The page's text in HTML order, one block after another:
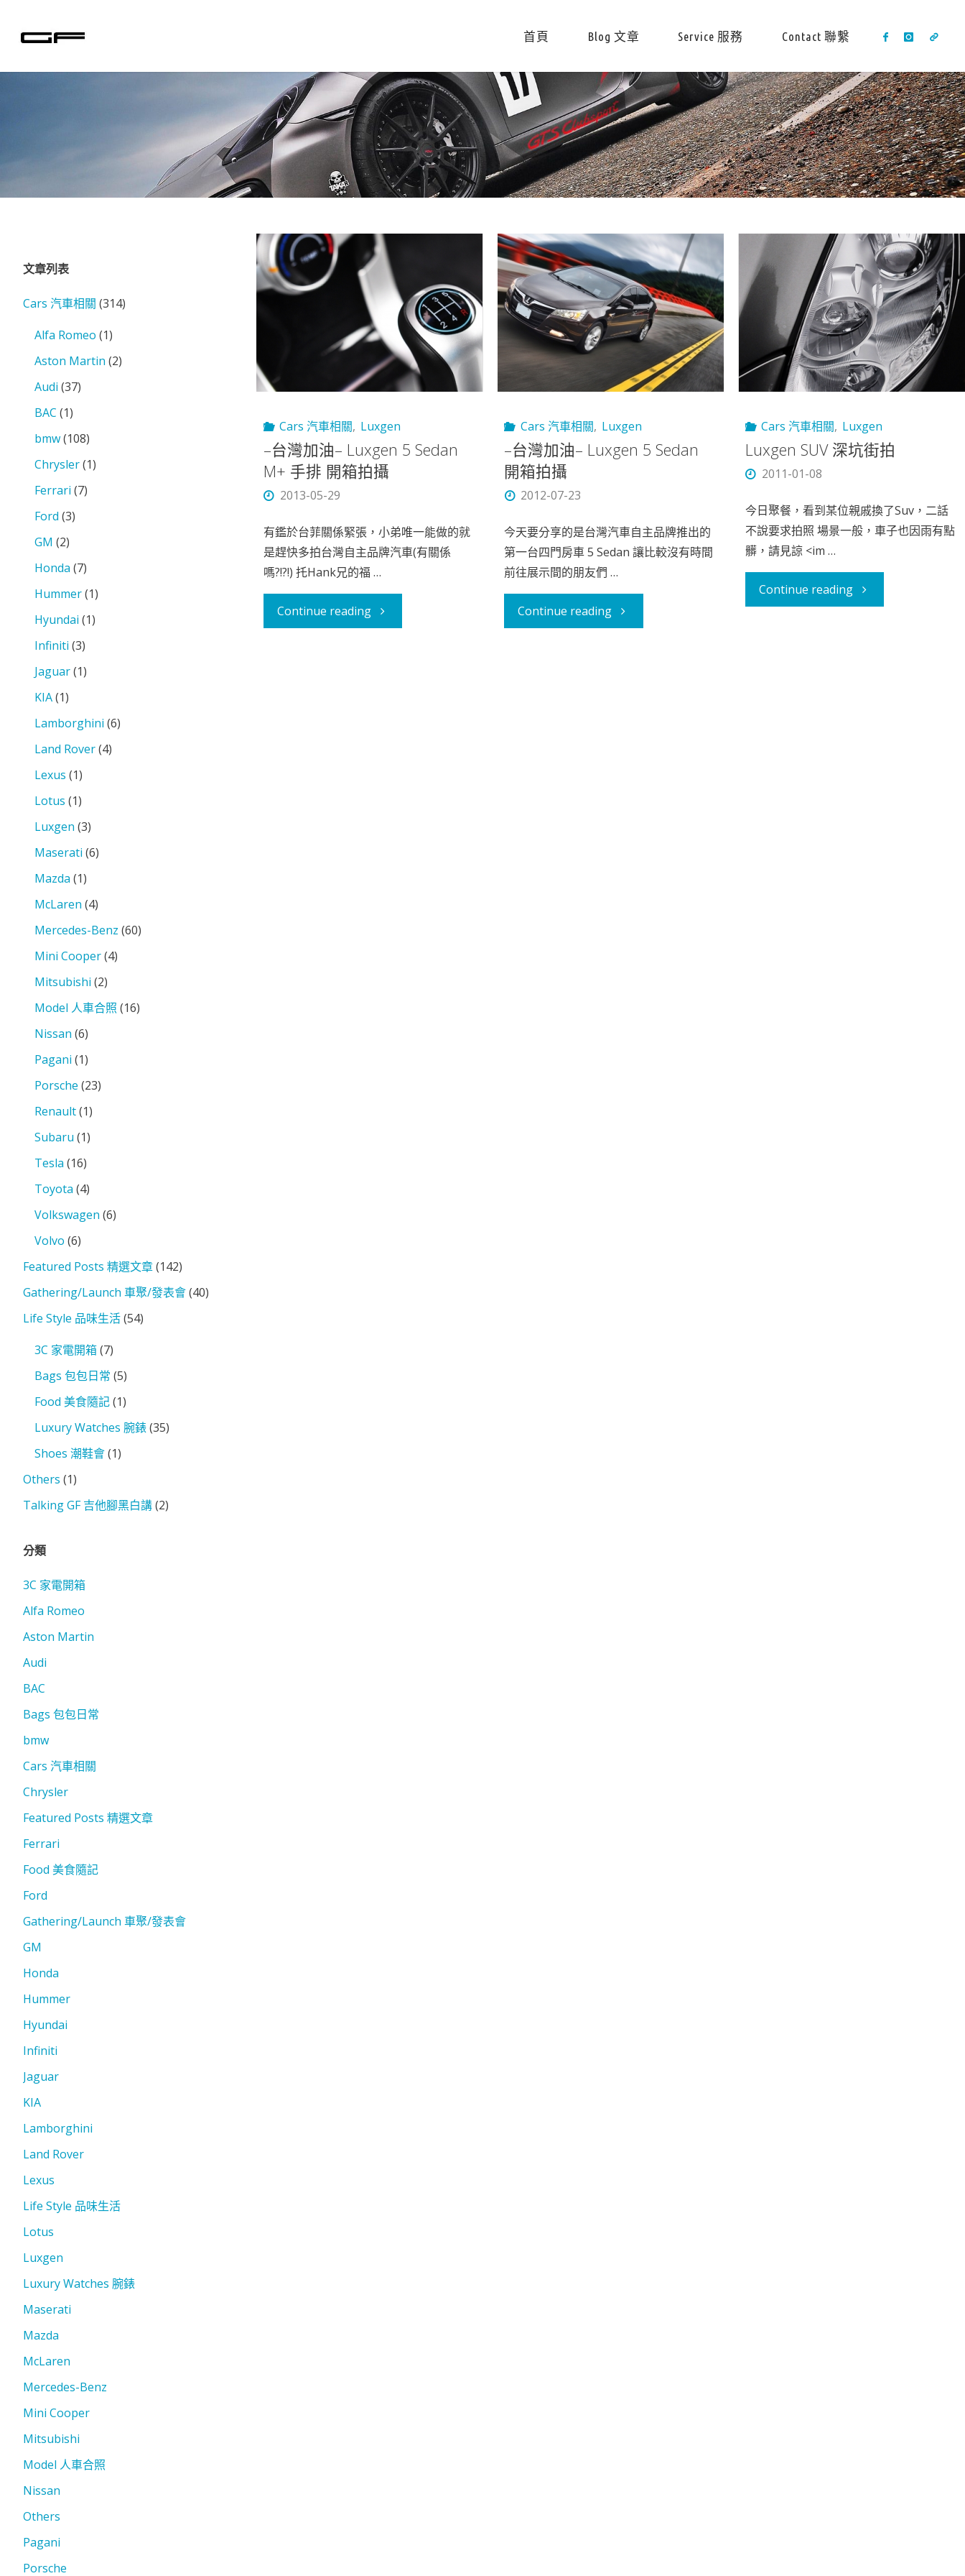
首頁 Blog 文章 Service 服務 Contact 聯繫
Cars 汽車相關, Luxgen
–台灣加油– Luxgen 5 Sedan
M+ 手排 開箱拍攝
2013-05-29
有鑑於台菲關係緊張，小弟唯一能做的就
是趕快多拍台灣自主品牌汽車(有關係
嗎?!?!) 托Hank兄的福 …
Continue reading"–
Cars 汽車相關, Luxgen
–台灣加油– Luxgen 5 Sedan
開箱拍攝
2012-07-23
今天要分享的是台灣汽車自主品牌推出的
第一台四門房車 5 Sedan 讓比較沒有時間
前往展示間的朋友們 …
Continue reading"–
Cars 汽車相關, Luxgen
Luxgen SUV 深坑街拍
2011-01-08
今日聚餐，看到某位親戚換了Suv，二話
不說要求拍照 場景一般，車子也因雨有點
髒，請見諒 <im …
Continue reading"Luxgen
文章列表
Cars 汽車相關 (314)
Alfa Romeo (1)
Aston Martin (2)
Audi (37)
BAC (1)
bmw(108)
Chrysler(1)
Ferrari (7)
Ford (3)
GM (2)
Honda (7)
Hummer(1)
Hyundai (1)
Infiniti (3)
Jaguar(1)
KIA(1)
Lamborghini (6)
Land Rover(4)
Lexus (1)
Lotus (1)
Luxgen (3)
Maserati (6)
Mazda (1)
McLaren (4)
Mercedes-Benz (60)
Mini Cooper(4)
Mitsubishi (2)
Model 人車合照 (16)
Nissan (6)
Pagani (1)
Porsche (23)
Renault(1)
Subaru (1)
Tesla (16)
Toyota (4)
Volkswagen (6)
Volvo (6)
Featured Posts 精選文章(142)
Gathering/Launch 車聚/發表會(40)
Life Style 品味生活(54)
3C 家電開箱(7)
Bags 包包日常 (5)
Food 美食隨記(1)
Luxury Watches 腕錶(35)
Shoes 潮鞋會(1)
Others (1)
Talking GF 吉他腳黑白講(2)
分類
3C 家電開箱
Alfa Romeo
Aston Martin
Audi
BAC
Bags 包包日常
bmw
Cars 汽車相關
Chrysler
Featured Posts 精選文章
Ferrari
Food 美食隨記
Ford
Gathering/Launch 車聚/發表會
GM
Honda
Hummer
Hyundai
Infiniti
Jaguar
KIA
Lamborghini
Land Rover
Lexus
Life Style 品味生活
Lotus
Luxgen
Luxury Watches 腕錶
Maserati
Mazda
McLaren
Mercedes-Benz
Mini Cooper
Mitsubishi
Model 人車合照
Nissan
Others
Pagani
Porsche